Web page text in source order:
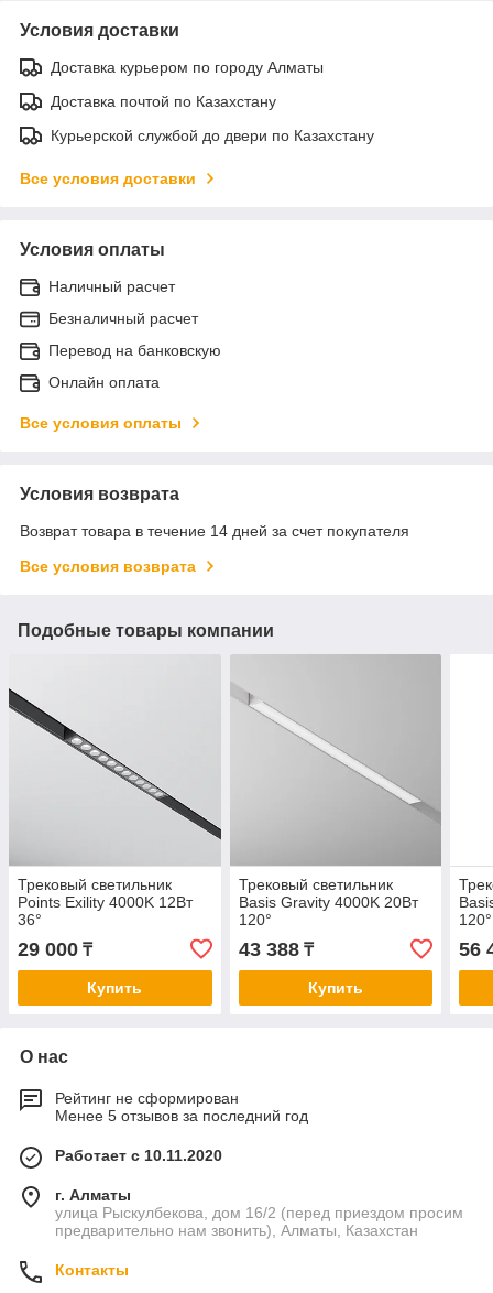
Условия доставки
Доставка курьером по городу Алматы
Доставка почтой по Казахстану
Курьерской службой до двери по Казахстану
Все условия доставки
Условия оплаты
Наличный расчет
Безналичный расчет
Перевод на банковскую
Онлайн оплата
Все условия оплаты
Условия возврата
Возврат товара в течение 14 дней за счет покупателя
Все условия возврата
Подобные товары компании
Трековый светильник
Points Exility 4000K 12Вт
36°
29 000 ₸
Купить
Трековый светильник
Basis Gravity 4000K 20Вт
120°
43 388₸
Купить
120°
56
О нас
Рейтинг не сформирован
Менее 5 отзывов за последний год
Работает с 10.11.2020
г. Алматы
улица Рыскулбекова, дом 16/2 (перед приездом просим
предварительно нам звонить), Алматы, Казахстан
Контакты